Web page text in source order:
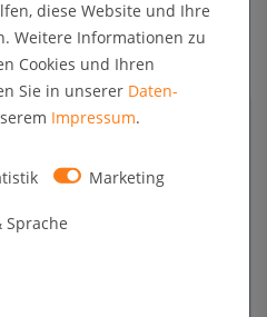
sind
diese Website und Ihre
Weitere Informationen zu
Cookies und Ihren
Sie in unserer Daten­
Impressum.
Marketing
Sprache